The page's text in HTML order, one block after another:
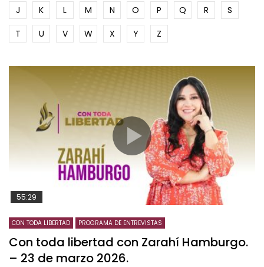
J
K L M N O P Q R
S
T
U V W X Y Z
55:29
CON TODA LIBERTAD PROGRAMA DE ENTREVISTAS
Con toda libertad con Zarahí Hamburgo.
– 23 de marzo 2026.